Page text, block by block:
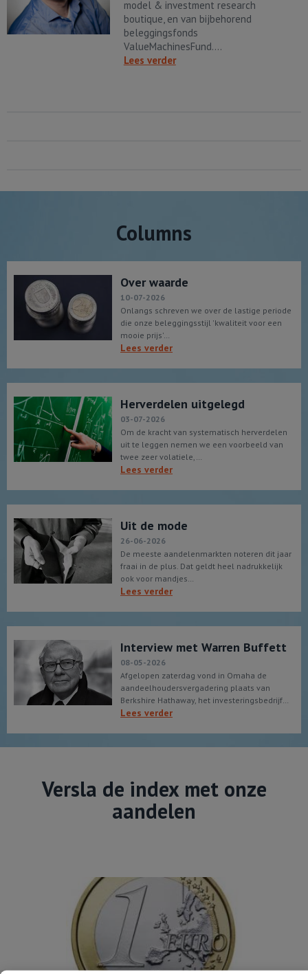
model & investment research
boutique, en van bijbehorend
beleggingsfonds
ValueMachinesFund.…
Lees verder
Columns
Over waarde
10-07-2026
Onlangs schreven we over de lastige periode
die onze beleggingsstijl 'kwaliteit voor een
mooie prijs'…
Lees verder
Herverdelen uitgelegd
03-07-2026
Om de kracht van systematisch herverdelen
uit te leggen nemen we een voorbeeld van
twee zeer volatiele,…
Lees verder
Uit de mode
26-06-2026
De meeste aandelenmarkten noteren dit jaar
fraai in de plus. Dat geldt heel nadrukkelijk
ook voor mandjes…
Lees verder
Interview met Warren Buffett
08-05-2026
Afgelopen zaterdag vond in Omaha de
aandeelhoudersvergadering plaats van
Berkshire Hathaway, het investeringsbedrijf…
Lees verder
Versla de index met onze
aandelen